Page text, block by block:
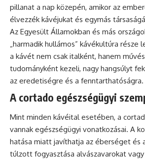
pillanat a nap közepén, amikor az
élvezzék kávéjukat és egymás
Az Egyesült Államokban és más
„harmadik hullámos” kávékultúra része
a kávét nem csak italként, hanem
tudományként kezeli, nagy hangsúlyt
az eredetiségre és a fenntarthatóságra.
A cortado egészségügyi
Mint minden kávéital esetében, a
vannak egészségügyi vonatkozásai. A
hatása miatt javíthatja az éberséget és
túlzott fogyasztása alvászavarokat